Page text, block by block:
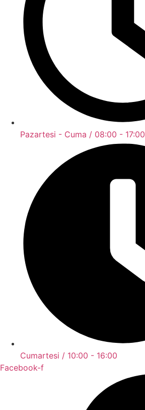
Pazartesi - Cuma / 08:00 - 17:00
Cumartesi / 10:00 - 16:00
Facebook-f